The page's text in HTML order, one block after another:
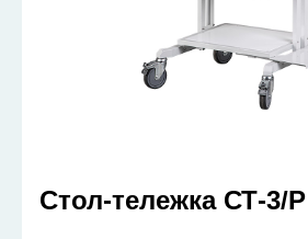
Стол-тележка СТ-3/Р